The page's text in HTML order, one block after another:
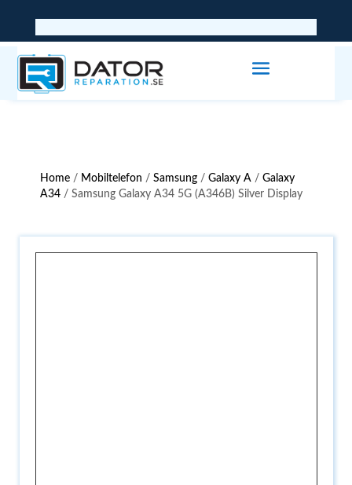
Home / Mobiltelefon /Samsung /Galaxy A /Galaxy
A34 / Samsung Galaxy A34 5G (A346B) Silver Display